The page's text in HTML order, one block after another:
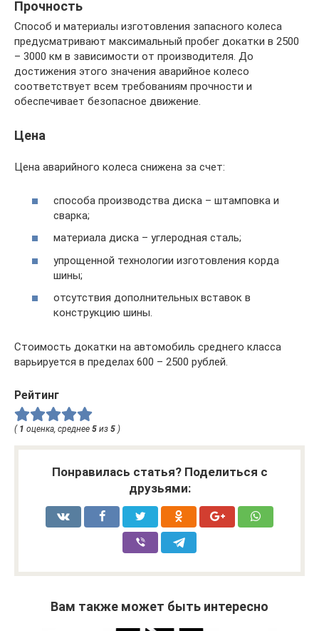
Прочность
Способ и материалы изготовления запасного колеса
предусматривают максимальный пробег докатки в 2500
– 3000 км в зависимости от производителя. До
достижения этого значения аварийное колесо
соответствует всем требованиям прочности и
обеспечивает безопасное движение.
Цена
Цена аварийного колеса снижена за счет:
способа производства диска – штамповка и
сварка;
материала диска – углеродная сталь;
упрощенной технологии изготовления корда
шины;
отсутствия дополнительных вставок в
конструкцию шины.
Стоимость докатки на автомобиль среднего класса
варьируется в пределах 600 – 2500 рублей.
Рейтинг
( 1 оценка, среднее 5 из 5 )
Понравилась статья? Поделиться с
друзьями:
Вам также может быть интересно